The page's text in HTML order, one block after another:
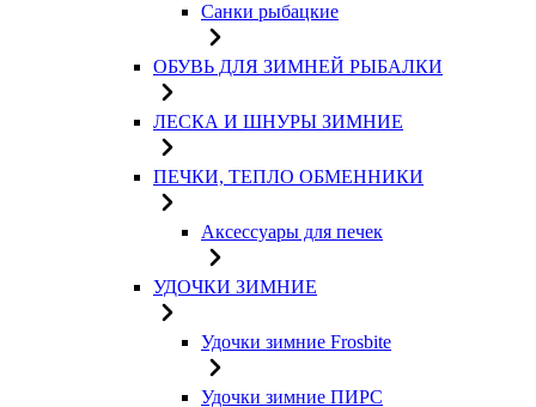
Санки рыбацкие
ОБУВЬ ДЛЯ ЗИМНЕЙ РЫБАЛКИ
ЛЕСКА И ШНУРЫ ЗИМНИЕ
ПЕЧКИ, ТЕПЛО ОБМЕННИКИ
Аксессуары для печек
УДОЧКИ ЗИМНИЕ
Удочки зимние Frosbite
Удочки зимние ПИРС